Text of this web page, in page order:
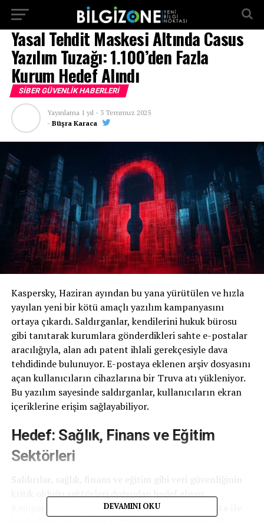
Yasal Tehdit Maskesi Altında Casus
Yazılım Tuzağı: 1.100’den Fazla
Kurum Hedef Alındı
SIBER GÜVENLIK HABERLERI
Yayınlama 1 yıl - 3 Temmuz 2025
- Büşra Karaca
Kaspersky, Haziran ayından bu yana yürütülen ve hızla
yayılan yeni bir kötü amaçlı yazılım kampanyasını
ortaya çıkardı. Saldırganlar, kendilerini hukuk bürosu
gibi tanıtarak kurumlara gönderdikleri sahte e-postalar
aracılığıyla, alan adı patent ihlali gerekçesiyle dava
tehdidinde bulunuyor. E-postaya eklenen arşiv dosyasını
açan kullanıcıların cihazlarına bir Truva atı yükleniyor.
Bu yazılım sayesinde saldırganlar, kullanıcıların ekran
içeriklerine erişim sağlayabiliyor.
Hedef: Sağlık, Finans ve Eğitim
Sektörleri
Saldırılar, sağlık, finans ve eğitim gibi veri güvenliğinin
kritik olduğu sektörleri doğrudan hedef alıyor.
11 Haziran’da gönderilen 95 e-posta ile
DEVAMINI OKU